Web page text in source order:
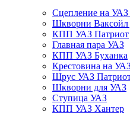
Сцепление на УАЗ
Шкворни Ваксойл
КПП УАЗ Патриот
Главная пара УАЗ
КПП УАЗ Буханка
Крестовина на
Шрус УАЗ
Шкворни для УАЗ
Ступица УАЗ
КПП УАЗ Хантер